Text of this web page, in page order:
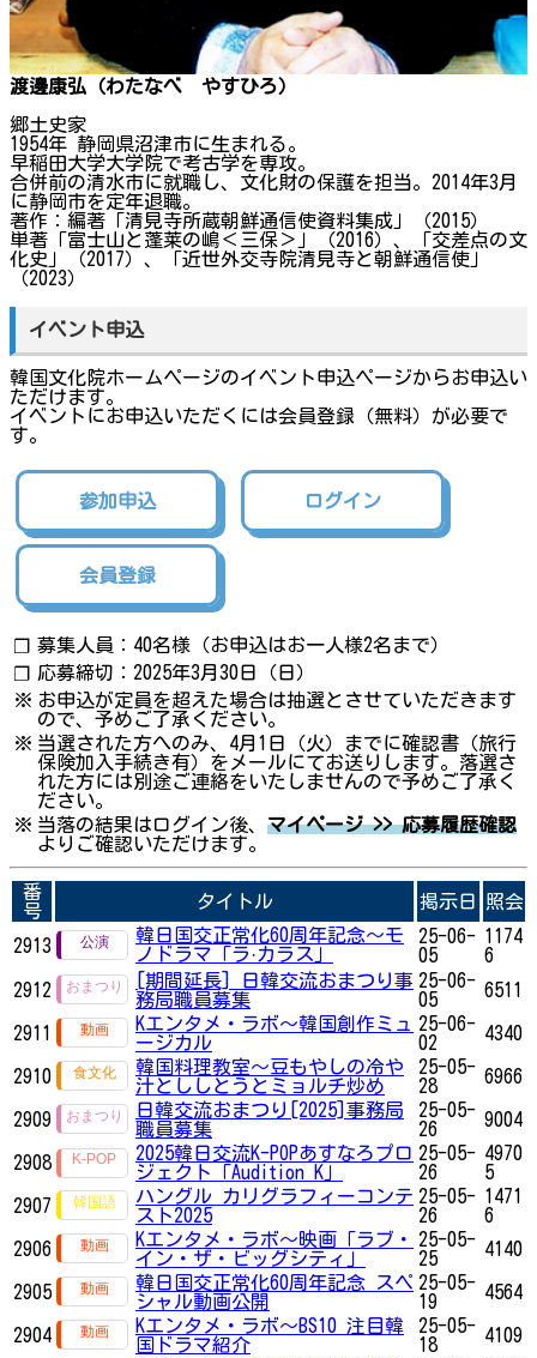
渡邊康弘（わたなべ やすひろ）
郷土史家
1954年 静岡県沼津市に生まれる。
早稲田大学大学院で考古学を専攻。
合併前の清水市に就職し、文化財の保護を担当。2014年3月
に静岡市を定年退職。
著作：編著「清見寺所蔵朝鮮通信使資料集成」（2015）
単著「富士山と蓬莱の嶋＜三保＞」（2016）、「交差点の文
化史」（2017）、「近世外交寺院清見寺と朝鮮通信使」
（2023）
イベント申込
韓国文化院ホームページのイベント申込ページからお申込い
ただけます。
イベントにお申込いただくには会員登録（無料）が必要で
す。
参加申込 ログイン
会員登録
❐ 募集人員：40名様（お申込はお一人様2名まで）
❐ 応募締切：2025年3月30日（日）
※ お申込が定員を超えた場合は抽選とさせていただきます
ので、予めご了承ください。
※ 当選された方へのみ、4月1日（火）までに確認書（旅行
保険加入手続き有）をメールにてお送りします。落選さ
れた方には別途ご連絡をいたしませんので予めご了承く
ださい。
※ 当落の結果はログイン後、 マイページ >> 応募履歴確認
よりご確認いただけます。
番
号
タイトル 掲示日 照会
2913
韓日国交正常化60周年記念〜モ
ノドラマ「ラ·カラス」
25-06-
05
1174
6
2912
[期間延長] 日韓交流おまつり事
務局職員募集
25-06-
05
6511
2911
Kエンタメ・ラボ～韓国創作ミュ
ージカル
25-06-
02
4340
2910
韓国料理教室～豆もやしの冷や
汁とししとうとミョルチ炒め
25-05-
28
6966
2909
日韓交流おまつり[2025]事務局
職員募集
25-05-
26
9004
2908
2025韓日交流K-POPあすなろプロ
ジェクト「Audition K」
25-05-
26
4970
5
2907
ハングル カリグラフィーコンテ
スト2025
25-05-
26
1471
6
2906
Kエンタメ・ラボ～映画「ラブ・
イン・ザ・ビッグシティ」
25-05-
25
4140
2905
韓日国交正常化60周年記念 スペ
シャル動画公開
25-05-
19
4564
2904
Kエンタメ・ラボ～BS10 注目韓
国ドラマ紹介
25-05-
18
4109